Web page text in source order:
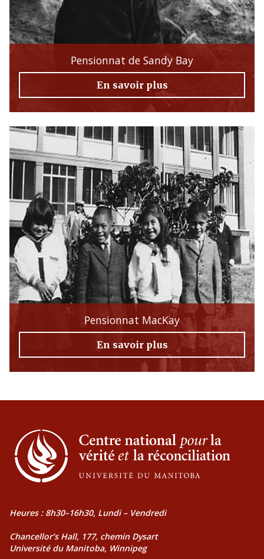
Pensionnat de Sandy Bay
En savoir plus
Pensionnat MacKay
En savoir plus
Heures : 8h30–16h30, Lundi – Vendredi
Chancellor’s Hall, 177, chemin Dysart
Université du Manitoba, Winnipeg